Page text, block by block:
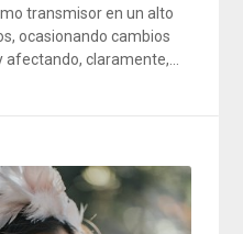
transmisor en un alto
ocasionando cambios
claramente,…